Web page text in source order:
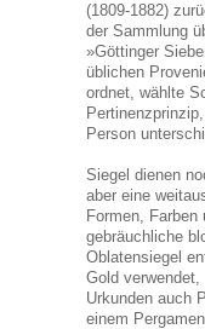
(1809-1882)
der Sammlung
»Göttinger
üblichen
ordnet, wählte
Person
Siegel dienen
aber eine
Formen, Farben
gebräuchliche
Oblatensiegel
Gold
Urkunden auch
einem